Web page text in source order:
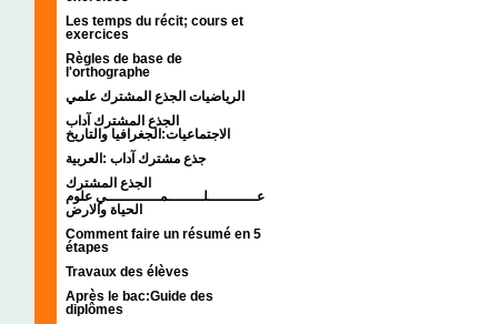
Les temps du récit; cours et
exercices
Règles de base de
l'orthographe
الرياضيات الجذع المشترك علمي
الجذع المشترك آداب
الاجتماعيات:الجغرافيا والتاريخ
جذع مشترك آداب :العربية
الجذع المشترك
عـــــــــــلــــــــمــــــــــــي علوم
الحياة والارض
Comment faire un résumé en 5
étapes
Travaux des élèves
Après le bac:Guide des
diplômes